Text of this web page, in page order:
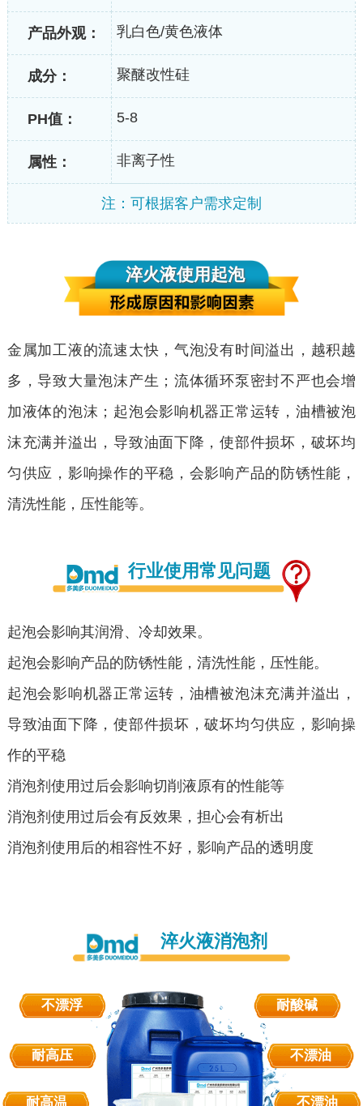
产品外观： 乳白色/黄色液体
成分： 聚醚改性硅
PH值： 5-8
属性： 非离子性
注：可根据客户需求定制
淬火液使用起泡
金属加工液的流速太快，气泡没有时间溢出，越积越
多，导致大量泡沫产生；流体循环泵密封不严也会增
加液体的泡沫；起泡会影响机器正常运转，油槽被泡
沫充满并溢出，导致油面下降，使部件损坏，破坏均
匀供应，影响操作的平稳，会影响产品的防锈性能，
清洗性能，压性能等。
行业使用常见问题
起泡会影响其润滑、冷却效果。
起泡会影响产品的防锈性能，清洗性能，压性能。
起泡会影响机器正常运转，油槽被泡沫充满并溢出，
导致油面下降，使部件损坏，破坏均匀供应，影响操
作的平稳
消泡剂使用过后会影响切削液原有的性能等
消泡剂使用过后会有反效果，担心会有析出
消泡剂使用后的相容性不好，影响产品的透明度
淬火液消泡剂
不漂浮
耐高压
耐高温
耐酸碱
不漂油
不漂油